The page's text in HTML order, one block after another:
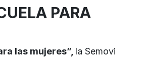
PARA
las mujeres”, la Semovi